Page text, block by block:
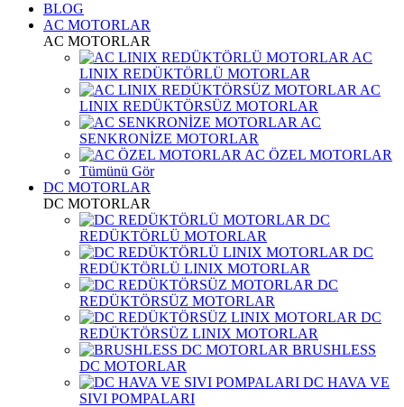
BLOG
AC MOTORLAR
AC MOTORLAR
AC
LINIX REDÜKTÖRLÜ MOTORLAR
AC
LINIX REDÜKTÖRSÜZ MOTORLAR
AC
SENKRONİZE MOTORLAR
AC ÖZEL MOTORLAR
Tümünü Gör
DC MOTORLAR
DC MOTORLAR
DC
REDÜKTÖRLÜ MOTORLAR
DC
REDÜKTÖRLÜ LINIX MOTORLAR
DC
REDÜKTÖRSÜZ MOTORLAR
DC
REDÜKTÖRSÜZ LINIX MOTORLAR
BRUSHLESS
DC MOTORLAR
DC HAVA VE
SIVI POMPALARI